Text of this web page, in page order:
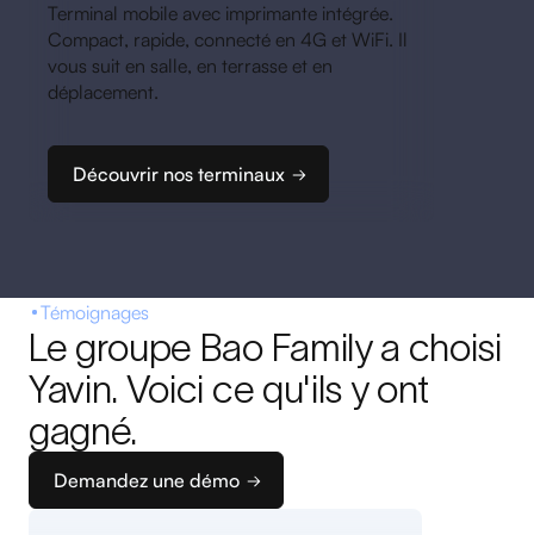
Terminal mobile avec imprimante intégrée.
Compact, rapide, connecté en 4G et WiFi. Il
vous suit en salle, en terrasse et en
déplacement.
Découvrir nos terminaux
Témoignages
Le groupe Bao Family a choisi
Yavin. Voici ce qu'ils y ont
gagné.
Demandez une démo